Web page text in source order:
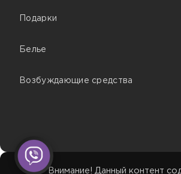
Подарки
Белье
Возбуждающие средства
Внимание! Данный контент